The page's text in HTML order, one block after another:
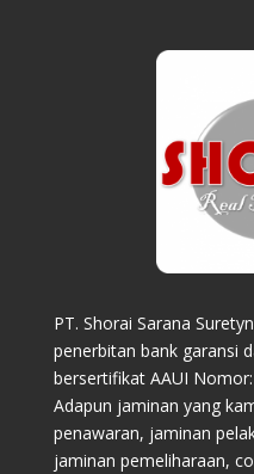
PT. Shorai Sarana
penerbitan bank garansi
bersertifikat AAUI
Adapun jaminan yang
penawaran, jaminan
jaminan pemeliharaan,